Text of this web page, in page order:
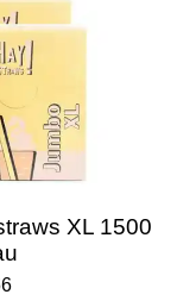
XL 1500